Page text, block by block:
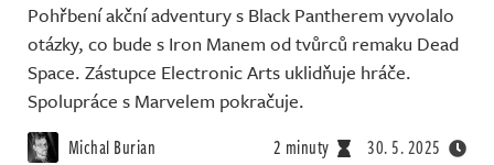
Pohřbení akční adventury s Black Pantherem vyvolalo
otázky, co bude s Iron Manem od tvůrců remaku Dead
Space. Zástupce Electronic Arts uklidňuje hráče.
Spolupráce s Marvelem pokračuje.
Michal Burian 2 minuty 30. 5. 2025